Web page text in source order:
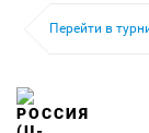
Перейти в